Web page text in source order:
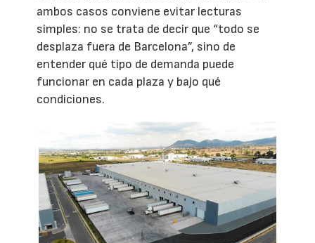
ambos casos conviene evitar lecturas
simples: no se trata de decir que “todo se
desplaza fuera de Barcelona”, sino de
entender qué tipo de demanda puede
funcionar en cada plaza y bajo qué
condiciones.